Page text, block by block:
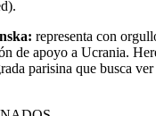
representa con
de apoyo a Ucrania.
parisina que busca ver